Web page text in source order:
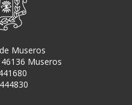
Museros
Museros